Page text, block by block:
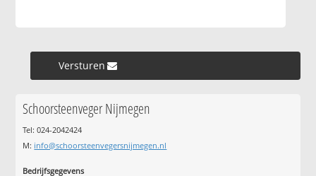
Versturen »
Schoorsteenveger Nijmegen
Tel: 024-2042424
M: info@schoorsteenvegersnijmegen.nl
Bedrijfsgegevens